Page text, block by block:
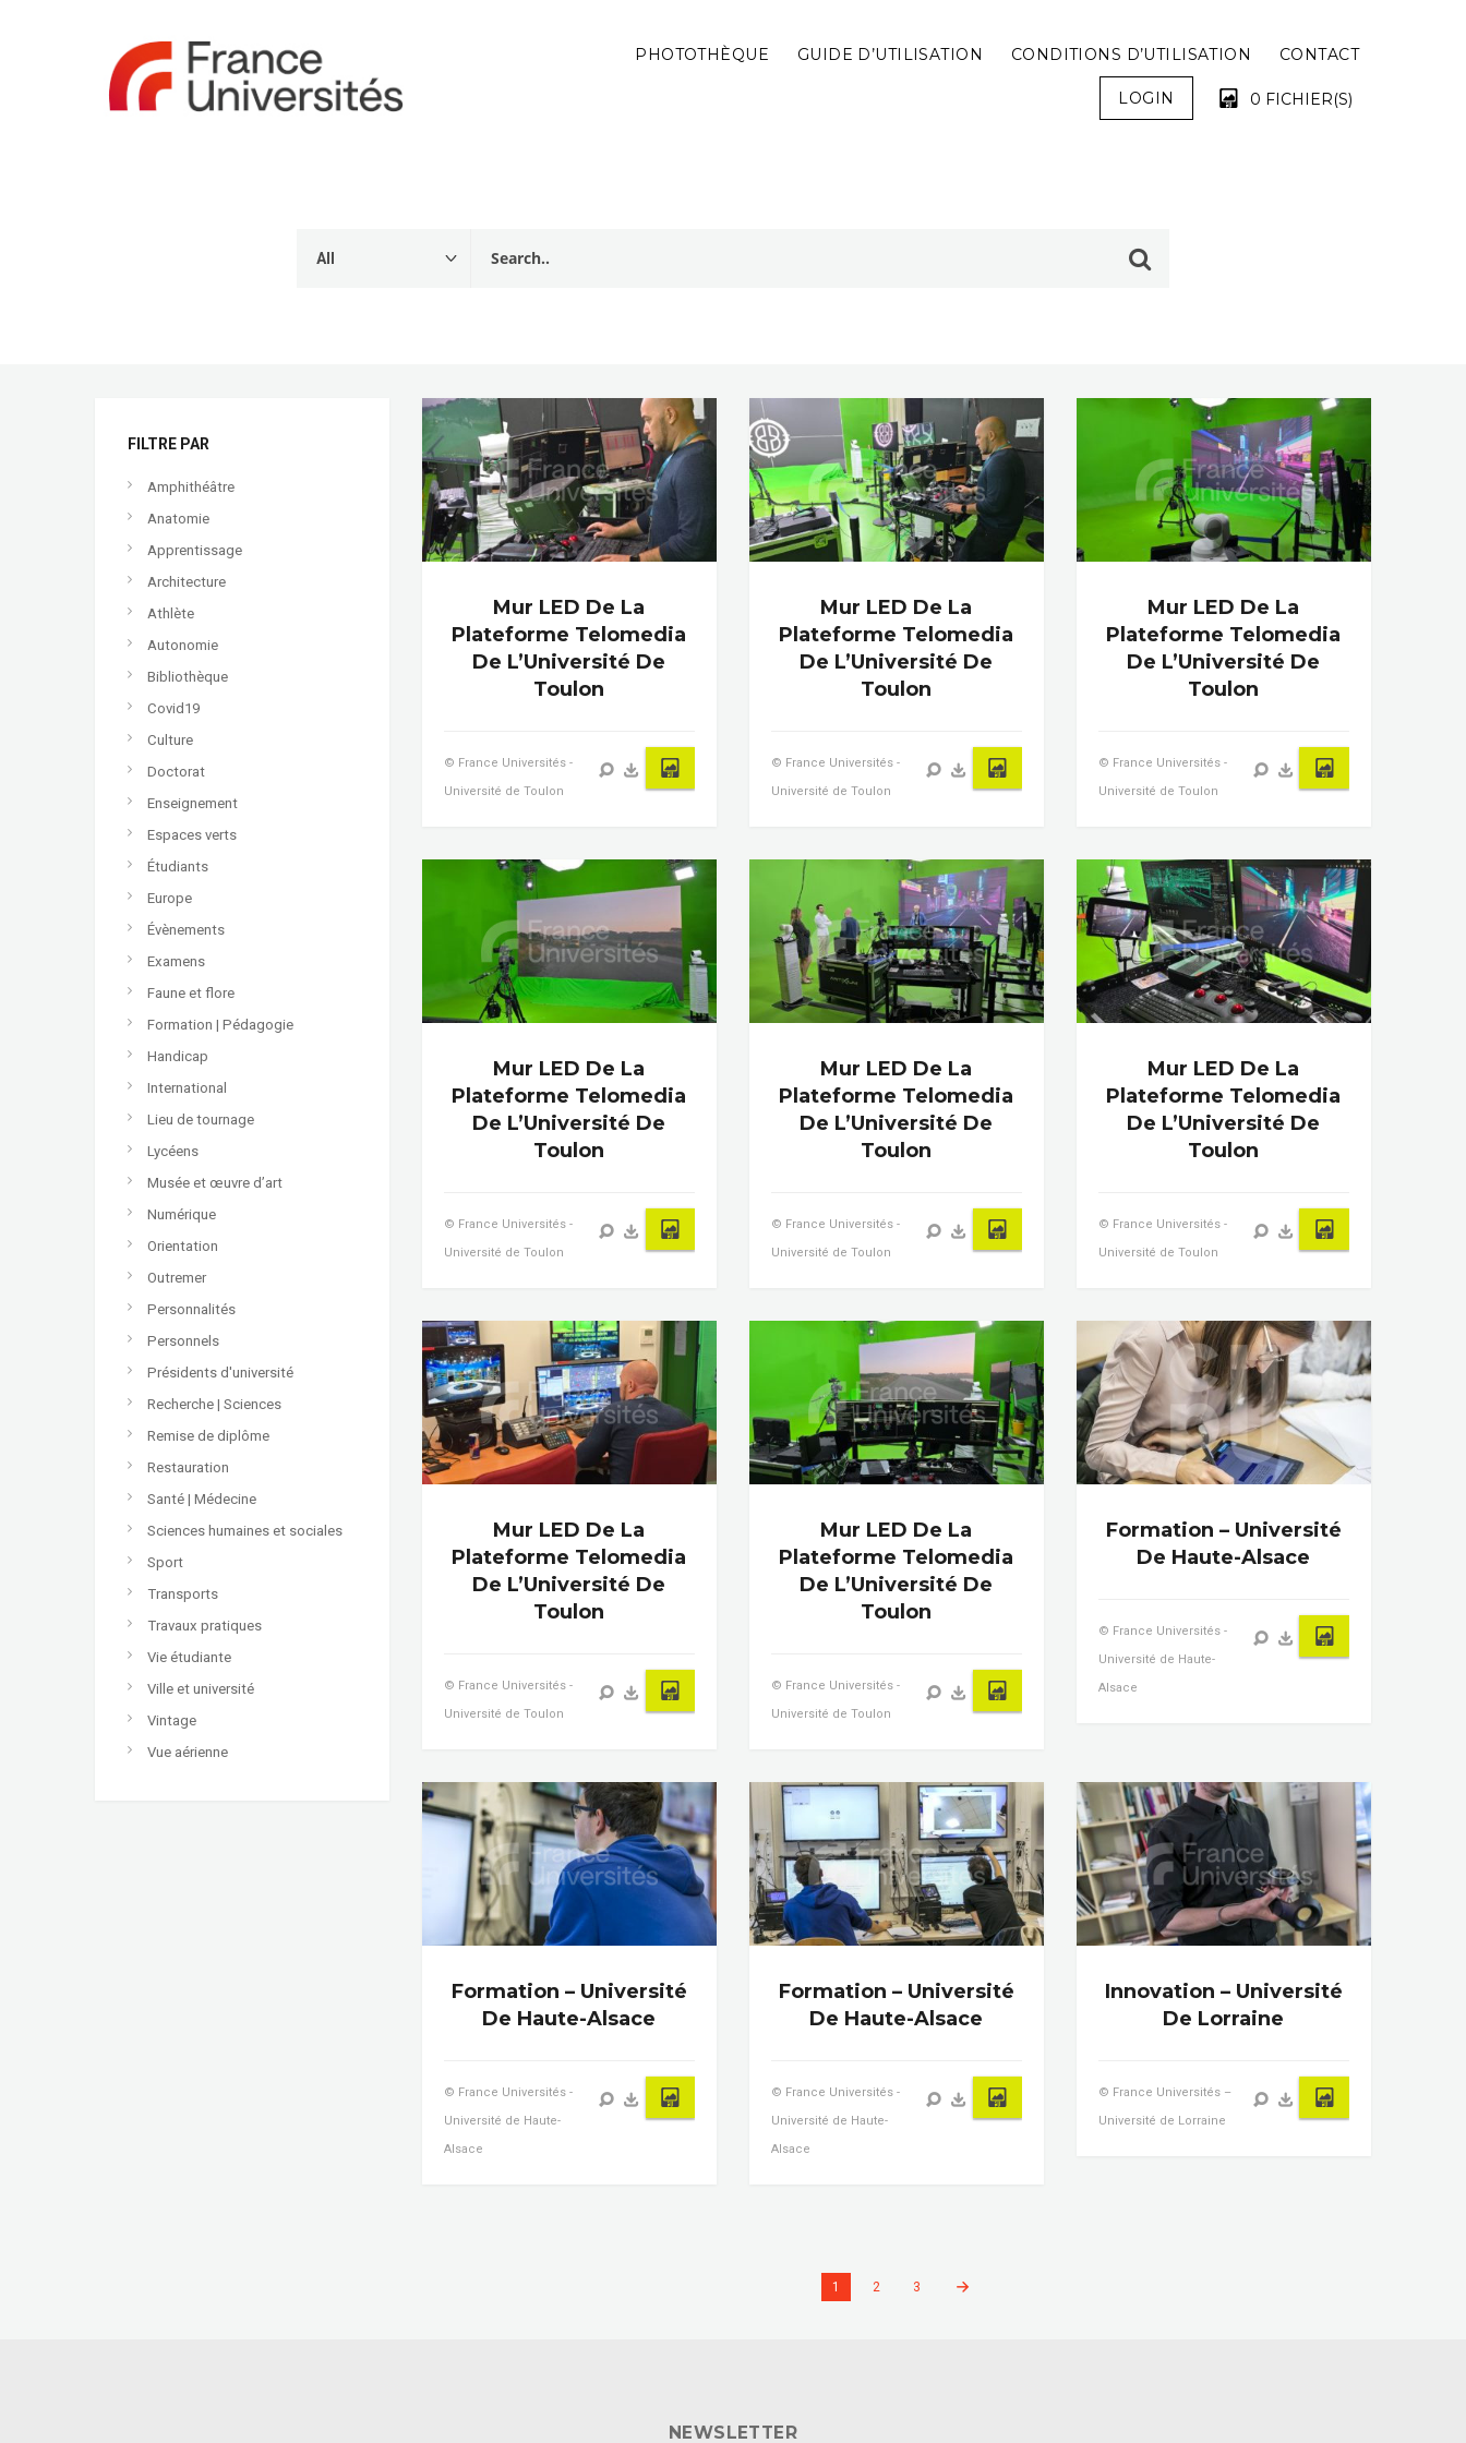
PHOTOTHÈQUE GUIDE D’UTILISATION CONDITIONS D’UTILISATION CONTACT
LOGIN 0 FICHIER(S)
FILTRE PAR
Amphithéâtre
Anatomie
Apprentissage
Architecture
Athlète
Autonomie
Bibliothèque
Covid19
Culture
Doctorat
Enseignement
Espaces verts
Étudiants
Europe
Évènements
Examens
Faune et flore
Formation | Pédagogie
Handicap
International
Lieu de tournage
Lycéens
Musée et œuvre d’art
Numérique
Orientation
Outremer
Personnalités
Personnels
Présidents d'université
Recherche | Sciences
Remise de diplôme
Restauration
Santé | Médecine
Sciences humaines et sociales
Sport
Transports
Travaux pratiques
Vie étudiante
Ville et université
Vintage
Vue aérienne
Mur LED De La
Plateforme Telomedia
De L’Université De
Toulon
© France Universités -
Université de Toulon
Mur LED De La
Plateforme Telomedia
De L’Université De
Toulon
© France Universités -
Université de Toulon
Mur LED De La
Plateforme Telomedia
De L’Université De
Toulon
© France Universités -
Université de Toulon
Mur LED De La
Plateforme Telomedia
De L’Université De
Toulon
© France Universités -
Université de Toulon
Mur LED De La
Plateforme Telomedia
De L’Université De
Toulon
© France Universités -
Université de Toulon
Mur LED De La
Plateforme Telomedia
De L’Université De
Toulon
© France Universités -
Université de Toulon
Mur LED De La
Plateforme Telomedia
De L’Université De
Toulon
© France Universités -
Université de Toulon
Mur LED De La
Plateforme Telomedia
De L’Université De
Toulon
© France Universités -
Université de Toulon
Formation – Université
De Haute-Alsace
© France Universités -
Université de Haute-
Alsace
Formation – Université
De Haute-Alsace
© France Universités -
Université de Haute-
Alsace
Formation – Université
De Haute-Alsace
© France Universités -
Université de Haute-
Alsace
Innovation – Université
De Lorraine
© France Universités –
Université de Lorraine
1 2 3
NEWSLETTER